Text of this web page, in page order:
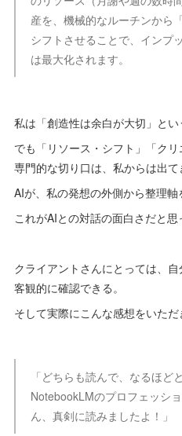
産を、機械的なルーチンから
シフトさせることで、インプ
は最大化されます。
私は「創造性は余白が大切」とい
でも「リソース・シフト」「ク
専門的な切り口は、私からは出て
AIが、私の発想の外側から整理軸
これがAIとの対話の面白さだと思
クライアントさんにとっては、
客観的に確認できる。
そして実際にこんな感想をいただ
「どちらも読んで、なるほど
NotebookLMのプロフェッシ
ん、真剣に読みましたよ！」